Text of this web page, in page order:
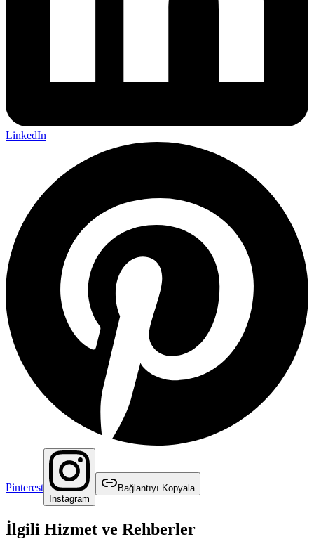
LinkedIn
Pinterest
Instagram
Bağlantıyı Kopyala
İlgili Hizmet ve Rehberler